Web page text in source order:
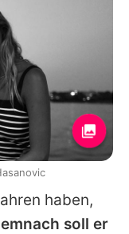
haben,
soll er